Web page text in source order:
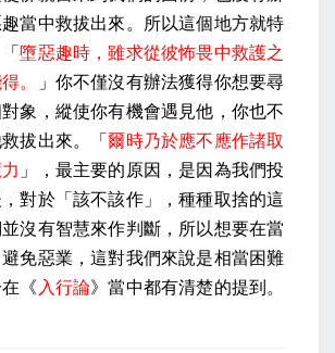
當中救拔出來。所以這個地方就特
墮惡趣時，雖求從彼怖畏中救護之
。
」你不僅沒有辦法獲得你想要尋
象，縱使你有機會遇見他，你也不
拔出來。「爾時乃於應不應作諸取
」，最主要的原因，是因為我們投
對於「該不該作」，種種取捨的這
沒有智慧來作判斷，所以想要在當
免惡業，這對我們來說是相當困難
《 入行論》當中都有清楚的提到。